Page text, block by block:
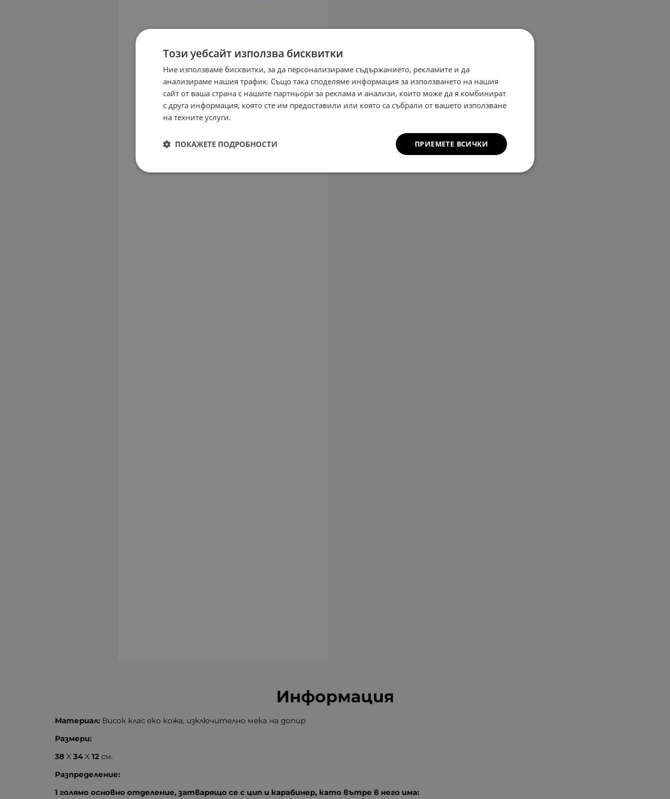
Информация
Материал: Висок клас еко кожа, изключително мека на допир
Размери:
38 X34X12 см.
Разпределение:
1 голямо основно отделение, затварящо се с цип и карабинер, като вътре в него има:
Този уебсайт използва бисквитки
Ние използваме бисквитки, за да персонализираме съдържанието, рекламите и да
анализираме нашия трафик. Също така споделяме информация за използването на нашия
сайт от ваша страна с нашите партньори за реклама и анализи, които може да я комбинират
с друга информация, която сте им предоставили или която са събрали от вашето използване
на техните услуги.
ПРИЕМЕТЕ ВСИЧКИ
ПОКАЖЕТЕ ПОДРОБНОСТИ